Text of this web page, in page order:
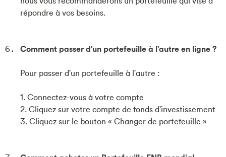
répondre à vos besoins.
Comment passer d'un portefeuille à l'autre en ligne ?
Pour passer d'un portefeuille à l'autre :
1. Connectez-vous à votre compte
2. Cliquez sur votre compte de fonds d'investissement
3. Cliquez sur le bouton « Changer de portefeuille »